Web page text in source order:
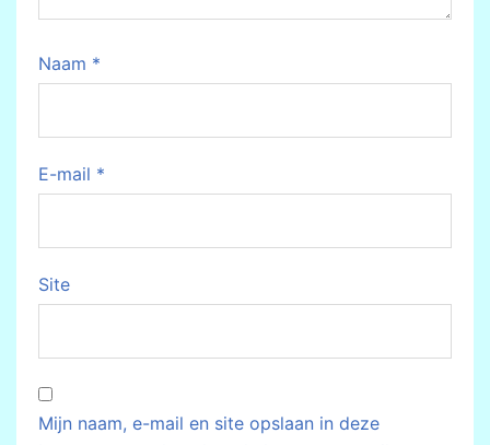
Naam *
E-mail *
Site
Mijn naam, e-mail en site opslaan in deze